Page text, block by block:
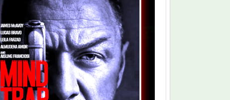
حكاية ودوشة.. و(مصطفى حدوتة)!